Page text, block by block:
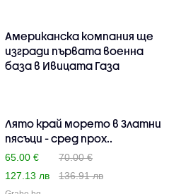
Американска компания ще
изгради първата военна
база в Ивицата Газа
Лято край морето в Златни
пясъци - сред прох..
65.00 €
70.00 €
127.13 лв
136.91 лв